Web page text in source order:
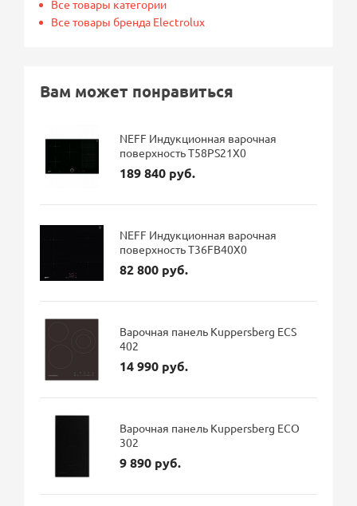
Все товары категории
Все товары бренда Electrolux
Вам может понравиться
NEFF Индукционная варочная
поверхность T58PS21X0
189 840 руб.
NEFF Индукционная варочная
поверхность T36FB40X0
82 800 руб.
Варочная панель Kuppersberg ECS
402
14 990 руб.
Варочная панель Kuppersberg ECO
302
9 890 руб.